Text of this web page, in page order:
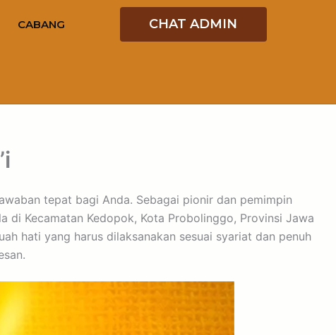
CABANG CHAT ADMIN
tepat bagi Anda. Sebagai pionir dan pemimpin
di Kecamatan Kedopok, Kota Probolinggo, Provinsi Jawa
hati yang harus dilaksanakan sesuai syariat dan penuh